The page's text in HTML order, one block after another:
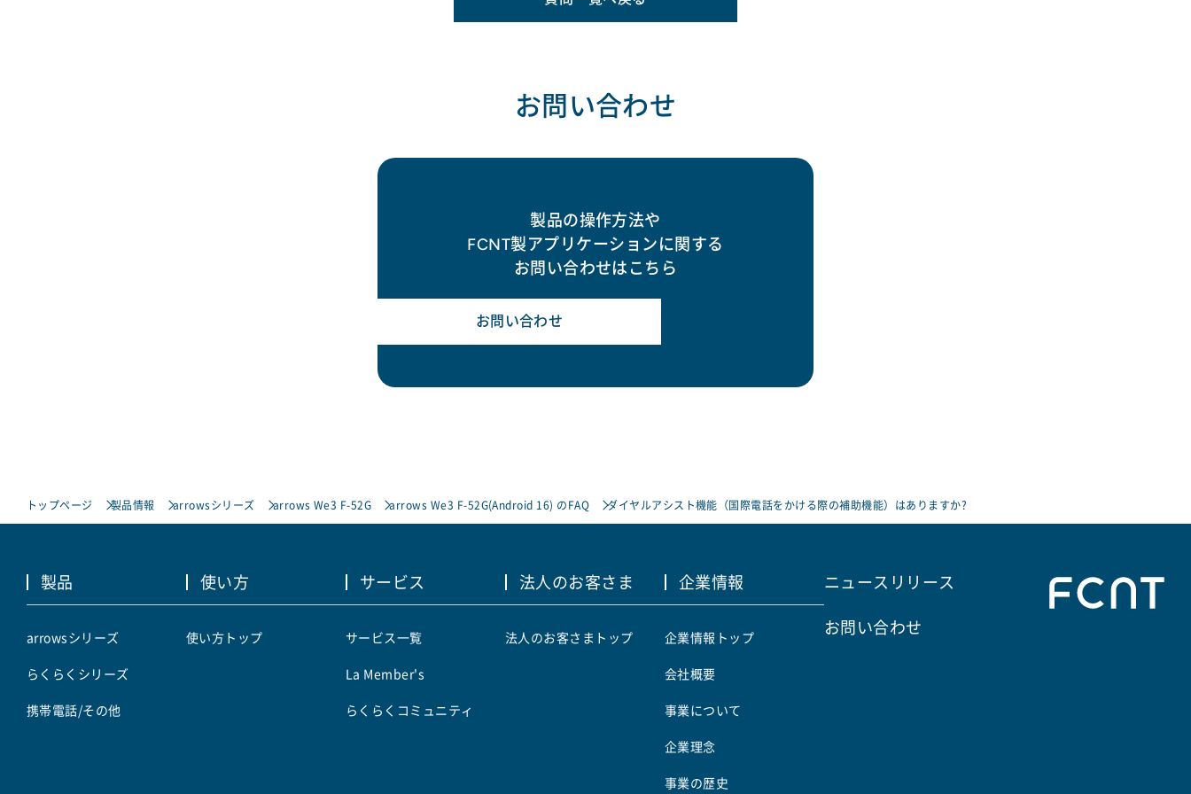
お問い合わせ
製品の操作方法や
FCNT製アプリケーションに関する
お問い合わせはこちら
お問い合わせ
トップページ 製品情報 arrowsシリーズ arrows We3 F-52G arrows We3 F-52G(Android 16) のFAQ ダイヤルアシスト機能（国際電話をかける際の補助機能）はありますか?
製品
arrowsシリーズ
らくらくシリーズ
携帯電話/その他
使い方
使い方トップ
サービス
サービス一覧
La Member's
らくらくコミュニティ
法人のお客さま
法人のお客さまトップ
企業情報
企業情報トップ
会社概要
事業について
企業理念
事業の歴史
ニュースリリース
お問い合わせ